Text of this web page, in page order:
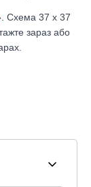
Схема 37 x 37
зараз або